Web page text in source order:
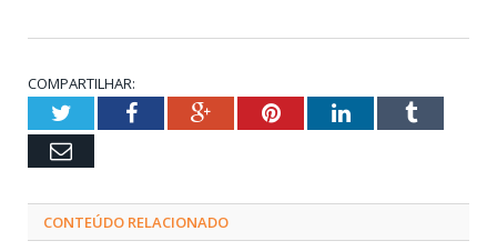
COMPARTILHAR:
TwitterFacebookGoogle+PinterestLinkedInTumblr
Email
CONTEÚDO RELACIONADO